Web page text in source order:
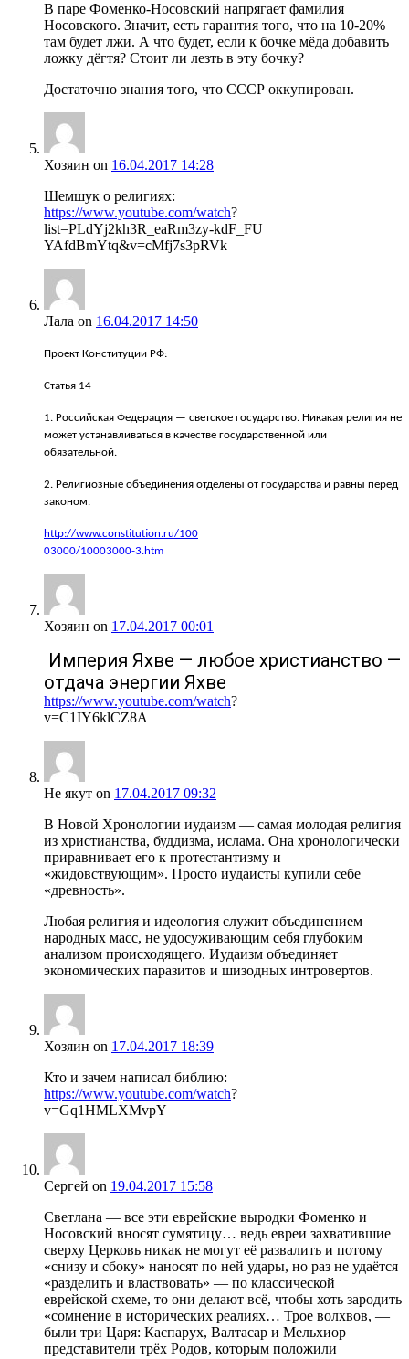
В паре Фоменко-Носовский напрягает фамилия
Носовского. Значит, есть гарантия того, что на 10-20%
там будет лжи. А что будет, если к бочке мёда добавить
ложку дёгтя? Стоит ли лезть в эту бочку?
Достаточно знания того, что СССР оккупирован.
Хозяин on 16.04.2017 14:28
Шемшук о религиях:
https://www.youtube.com/watch?
list=PLdYj2kh3R_eaRm3zy-kdF_FU
YAfdBmYtq&v=cMfj7s3pRVk
Лала on 16.04.2017 14:50
Проект Конституции РФ:
Статья 14
1. Российская Федерация — светское государство. Никакая религия не
может устанавливаться в качестве государственной или
обязательной.
2. Религиозные объединения отделены от государства и равны перед
законом.
http://www.constitution.ru/100
03000/10003000-3.htm
Хозяин on 17.04.2017 00:01
Империя Яхве — любое христианство —
отдача энергии Яхве
https://www.youtube.com/watch?
v=C1IY6klCZ8A
Не якут on 17.04.2017 09:32
В Новой Хронологии иудаизм — самая молодая религия
из христианства, буддизма, ислама. Она хронологически
приравнивает его к протестантизму и
«жидовствующим». Просто иудаисты купили себе
«древность».
Любая религия и идеология служит объединением
народных масс, не удосуживающим себя глубоким
анализом происходящего. Иудаизм объединяет
экономических паразитов и шизодных интровертов.
Хозяин on 17.04.2017 18:39
Кто и зачем написал библию:
https://www.youtube.com/watch?
v=Gq1HMLXMvpY
Сергей on 19.04.2017 15:58
Светлана — все эти еврейские выродки Фоменко и
Носовский вносят сумятицу… ведь евреи захватившие
сверху Церковь никак не могут её развалить и потому
«снизу и сбоку» наносят по ней удары, но раз не удаётся
«разделить и властвовать» — по классической
еврейской схеме, то они делают всё, чтобы хоть зародить
«сомнение в исторических реалиях… Трое волхвов, —
были три Царя: Каспарух, Валтасар и Мельхиор
представители трёх Родов, которым положили